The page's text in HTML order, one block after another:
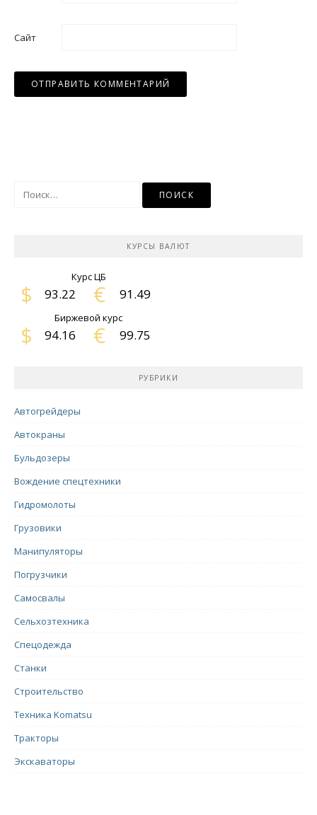
Сайт
КУРСЫ ВАЛЮТ
Курс ЦБ
$ 93.22 € 91.49
Биржевой курс
$ 94.16 € 99.75
РУБРИКИ
Автогрейдеры
Автокраны
Бульдозеры
Вождение спецтехники
Гидромолоты
Грузовики
Манипуляторы
Погрузчики
Самосвалы
Сельхозтехника
Спецодежда
Станки
Строительство
Техника Komatsu
Тракторы
Экскаваторы